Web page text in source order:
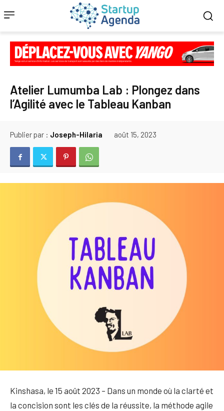
Atelier Lumumba Lab : Plongez dans
l’Agilité avec le Tableau Kanban
Publier par : Joseph-Hilaria août 15, 2023
Kinshasa, le 15 août 2023 – Dans un monde où la clarté et
la concision sont les clés de la réussite, la méthode agile